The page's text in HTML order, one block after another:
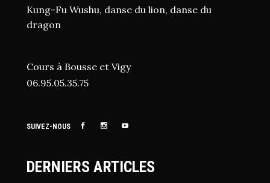
Kung-Fu Wushu, danse du lion, danse du
dragon
Cours à Bousse et Vigy
06.95.05.35.75
SUIVEZ-NOUS
DERNIERS ARTICLES